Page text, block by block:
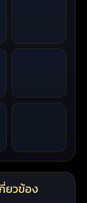
ยวข้อง